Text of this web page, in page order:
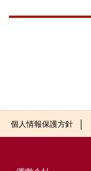
個人情報保護方針